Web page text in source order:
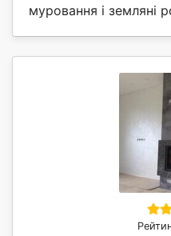
муровання і земляні